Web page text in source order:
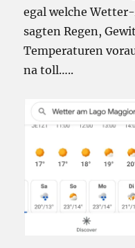
egal welche
sagten Regen,
Temperaturen
na toll…..